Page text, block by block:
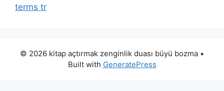
terms tr
© 2026 kitap açtırmak zenginlik duası büyü bozma •
Built with GeneratePress